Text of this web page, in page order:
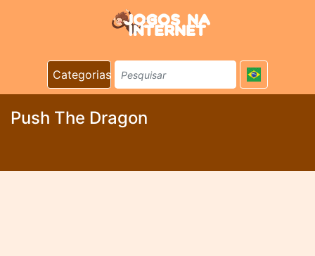
Categorias
Push The Dragon